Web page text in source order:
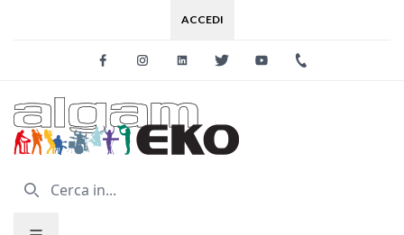
ACCEDI
FacebookInstagramLinkedinTwitter Youtube